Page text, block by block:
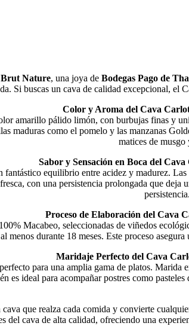
Nature, una joya de Bodegas Pago de
Si buscas un cava de calidad excepcional, el
Color y Aroma del Cava
amarillo pálido limón, con burbujas finas y
maduras como el pomelo y las manzanas
matices de musgo
Sabor y Sensación en Boca del
equilibrio entre acidez y madurez.
con una persistencia prolongada que
persistencia​.
Proceso de Elaboración del Cava
Macabeo, seleccionadas de viñedos
menos durante 18 meses. Este proceso
Maridaje Perfecto del Cava
para una amplia gama de platos. Marida
es ideal para acompañar postres como
cava que realza cada comida y convierte
del cava de alta calidad, ofreciendo una